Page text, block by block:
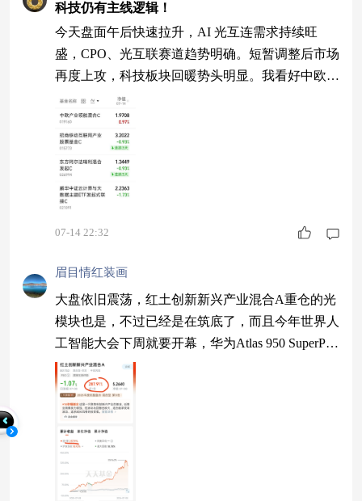
工回调明显但仍有潜力。黄金价格调整属一次性修
正，可适当配置。最后强调投资需结合基本面与情
绪面，避免量化波动影响判断，在轮动中寻找机
科技仍有主线逻辑！
今天盘面午后快速拉升，AI 光互连需求持续旺
盛，CPO、光互联赛道趋势明确。短暂调整后市场
再度上攻，科技板块回暖势头明显。我看好中欧产
业领航混合 C，紧跟科技主线，把握算力与光通信
机遇。趁着市场分歧低位加仓，长期持有静待后期
行情爆发。 $招商移动互联网产业股票基金C$ $东
方阿尔法瑞利混合发起C$
07-14 22:32
眉目情红装画
大盘依旧震荡，红土创新新兴产业混合A重仓的光
模块也是，不过已经是在筑底了，而且今年世界人
工智能大会下周就要开幕，华为Atlas 950 SuperPo
D真机首展，国产算力正在加速突围！这基重仓的
光模块和通信设备，就是算力网络的核心枢纽。国
产算力越强，对光互联的需求就越大。今天翻红说
明资金开始回流了，还好我已经捞了不少红土创新
新兴产业混合C的份额。$红土创新新兴产业混合A
$